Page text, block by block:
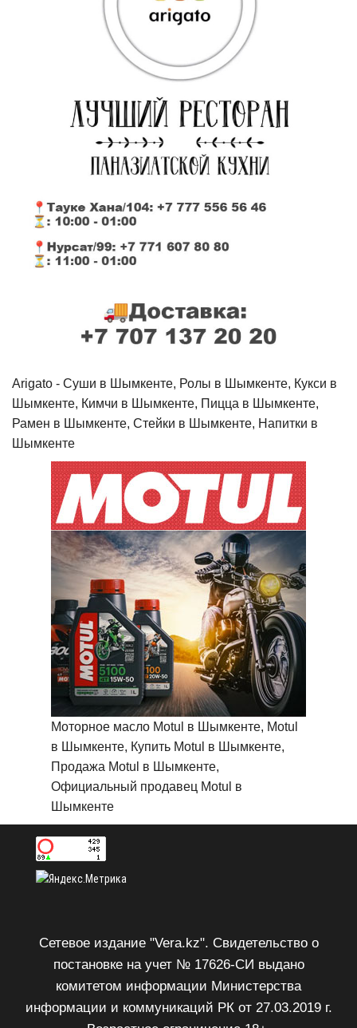
Arigato - Cуши в Шымкенте, Ролы в Шымкенте, Кукси в
Шымкенте, Кимчи в Шымкенте, Пицца в Шымкенте,
Рамен в Шымкенте, Стейки в Шымкенте, Напитки в
Шымкенте
Моторное масло Motul в Шымкенте, Motul
в Шымкенте, Купить Motul в Шымкенте,
Продажа Motul в Шымкенте,
Официальный продавец Motul в
Шымкенте
Сетевое издание "Vera.kz". Свидетельство о
постановке на учет № 17626-СИ выдано
комитетом информации Министерства
информации и коммуникаций РК от 27.03.2019 г.